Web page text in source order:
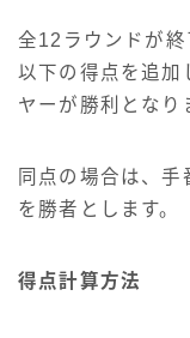
全12ラウンドが終
以下の得点を追加
ヤーが勝利となり
同点の場合は、
を勝者とします。
得点計算方法